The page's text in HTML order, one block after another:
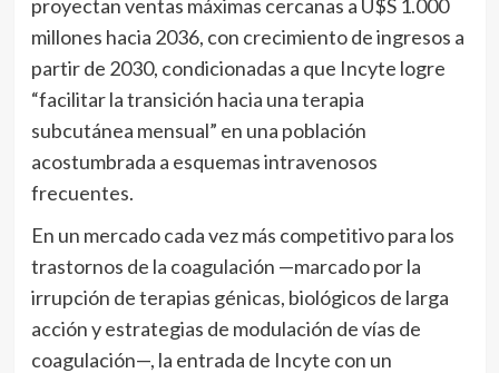
proyectan ventas máximas cercanas a U$S 1.000
millones hacia 2036, con crecimiento de ingresos a
partir de 2030, condicionadas a que Incyte logre
“facilitar la transición hacia una terapia
subcutánea mensual” en una población
acostumbrada a esquemas intravenosos
frecuentes.
En un mercado cada vez más competitivo para los
trastornos de la coagulación —marcado por la
irrupción de terapias génicas, biológicos de larga
acción y estrategias de modulación de vías de
coagulación—, la entrada de Incyte con un